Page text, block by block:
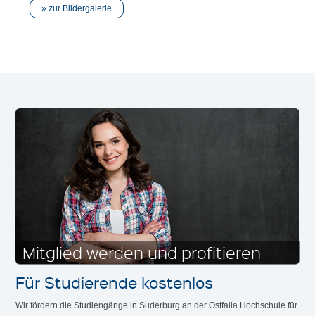
zur Bildergalerie
Mitglied werden und profitieren
Für Studierende kostenlos
Wir fördern die Studiengänge in Suderburg an der Ostfalia Hochschule für